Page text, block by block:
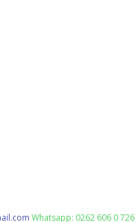
Whatsapp: 0262 606 0 726